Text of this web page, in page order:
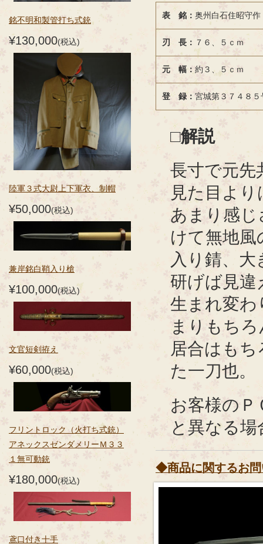
銘不明和製管打ち式銃
¥130,000(税込)
陸軍３式大尉上下軍衣、制帽
¥50,000(税込)
兼岸銘白鞘入り槍
¥100,000(税込)
文官短剣拵え
¥60,000(税込)
フリントロック（火打ち式銃）
アネックスゼンダメリーＭ３３
１無可動銃
¥180,000(税込)
鳶口付き十手
表 銘： 奥州白石住昭守作
刃 長： ７６、５ｃｍ
元 幅： 約３、５ｃｍ
登 録： 宮城第３７４８５
□解説
長寸で元先
見た目よ
あまり感
けて無地風
入り錆、
研げば見違
生まれ変
まりもち
居合はも
た一刀也。
お客様の
と異なる
◆商品に関するお